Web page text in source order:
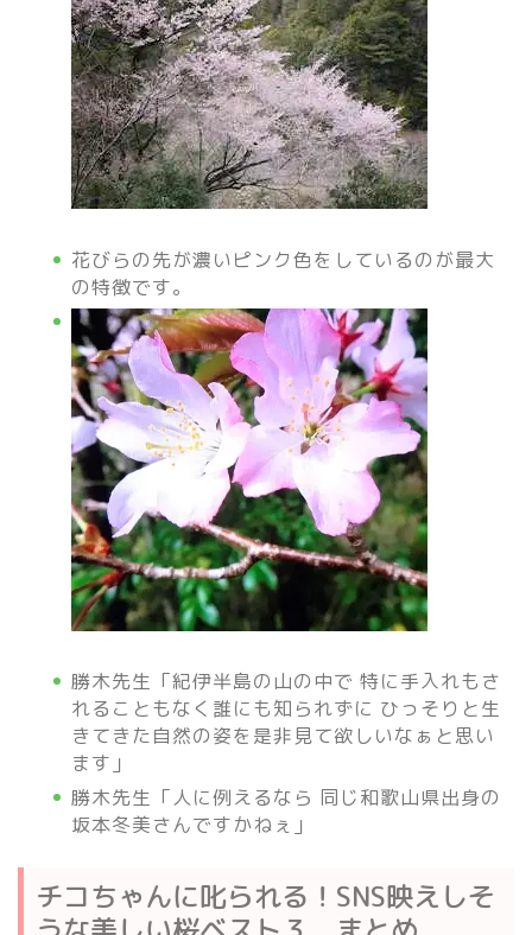
花びらの先が濃いピンク色をしているのが最大
の特徴です。
勝木先生「紀伊半島の山の中で 特に手入れもさ
れることもなく誰にも知られずに ひっそりと生
きてきた自然の姿を是非見て欲しいなぁと思い
ます」
勝木先生「人に例えるなら 同じ和歌山県出身の
坂本冬美さんですかねぇ」
チコちゃんに叱られる！SNS映えしそ